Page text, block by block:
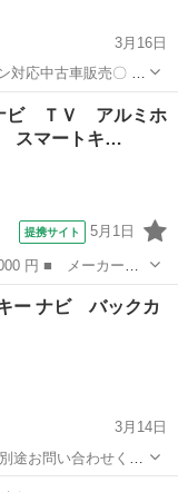
3月16日
年数の短い方や
員の方 ３、自己破産
ビ ＴＶ アルミホ
スマートキ…
提携サイト 5月1日
ード名： Ｌ ナ
ートキー 電動格
3月14日
途お問い合わせくだ